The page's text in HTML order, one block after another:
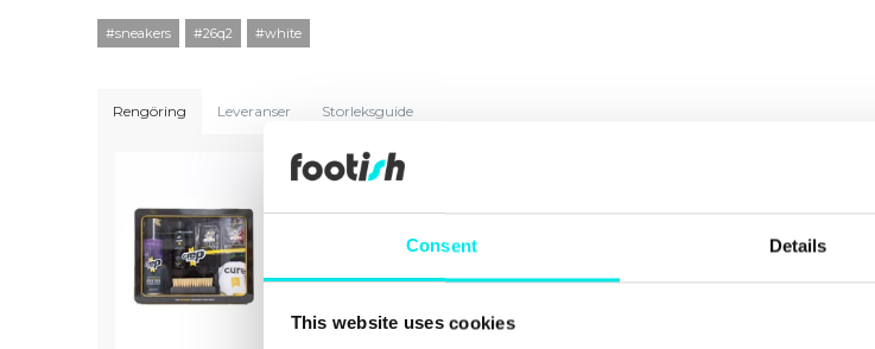
Consent Details
This website uses cookies
#sneakers #26q2 #white
Rengöring Leveranser Storleksguide